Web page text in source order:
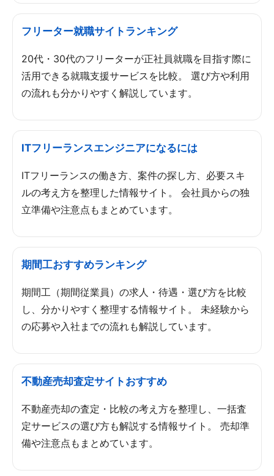
フリーター就職サイトランキング
20代・30代のフリーターが正社員就職を目指す際に
活用できる就職支援サービスを比較。 選び方や利用
の流れも分かりやすく解説しています。
ITフリーランスエンジニアになるには
ITフリーランスの働き方、案件の探し方、必要スキ
ルの考え方を整理した情報サイト。 会社員からの独
立準備や注意点もまとめています。
期間工おすすめランキング
期間工（期間従業員）の求人・待遇・選び方を比較
し、分かりやすく整理する情報サイト。 未経験から
の応募や入社までの流れも解説しています。
不動産売却査定サイトおすすめ
不動産売却の査定・比較の考え方を整理し、一括査
定サービスの選び方も解説する情報サイト。 売却準
備や注意点もまとめています。